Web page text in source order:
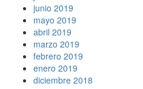
junio 2019
mayo 2019
abril 2019
marzo 2019
febrero 2019
enero 2019
diciembre 2018